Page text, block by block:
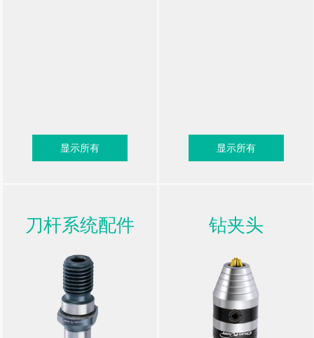
显示所有 显示所有
刀杆系统配件 钻夹头